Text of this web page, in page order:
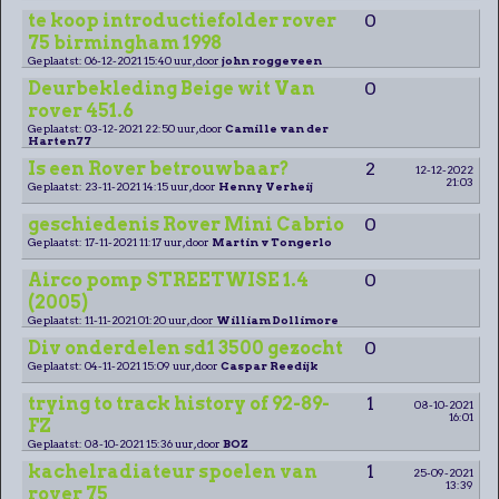
te koop introductiefolder rover
75 birmingham 1998
0
Geplaatst: 06-12-2021 15:40 uur, door john roggeveen
Deurbekleding Beige wit Van
rover 451.6
0
Geplaatst: 03-12-2021 22:50 uur, door Camille van der
Harten77
Is een Rover betrouwbaar? 2
12-12-2022
21:03
Geplaatst: 23-11-2021 14:15 uur, door Henny Verheij
geschiedenis Rover Mini Cabrio 0
Geplaatst: 17-11-2021 11:17 uur, door Martin v Tongerlo
Airco pomp STREETWISE 1.4
(2005)
0
Geplaatst: 11-11-2021 01:20 uur, door William Dollimore
Div onderdelen sd1 3500 gezocht 0
Geplaatst: 04-11-2021 15:09 uur, door Caspar Reedijk
trying to track history of 92-89-
FZ
1
08-10-2021
16:01
Geplaatst: 08-10-2021 15:36 uur, door BOZ
kachelradiateur spoelen van
rover 75
1
25-09-2021
13:39